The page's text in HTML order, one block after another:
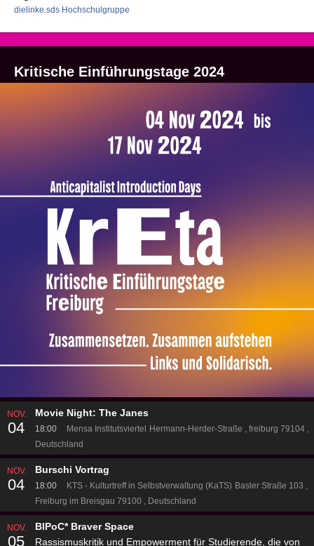
dielinke.sds Hochschulgruppe
Kritische Einführungstage 2024
NOV.
04
Movie Night: The Janes
18:00 Mensa Institutsviertel Hermann-Herder-Straße
freiburg 79104
Deutschland
NOV.
04
Burschi Vortrag
18:00 KTS - Kulturtreff in Selbstverwaltung (KaTS) Basler Straße 103
Freiburg im Breisgau 79100
Deutschland
NOV.
05
BIPoC* Braver Space
Rassismuskritik und Empowerment für Studierende, die von